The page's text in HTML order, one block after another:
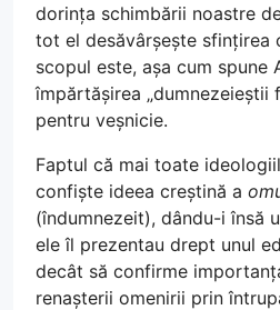
dorința schimbării noastre
tot el desăvârșește sfințirea
scopul este, așa cum spune
împărtășirea „dumnezeieștii
pentru veșnicie.
Faptul că mai toate
confiște ideea creștină a
(îndumnezeit), dându-i însă
ele îl prezentau drept unul
decât să confirme
renașterii omenirii prin